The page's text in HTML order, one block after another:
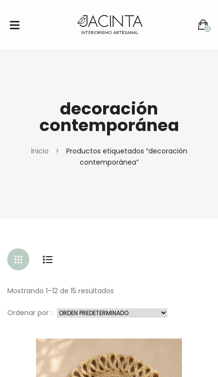
0
decoración
contemporánea
Inicio >
Productos etiquetados “decoración
contemporánea”
Mostrando 1–12 de 15 resultados
Ordenar por :